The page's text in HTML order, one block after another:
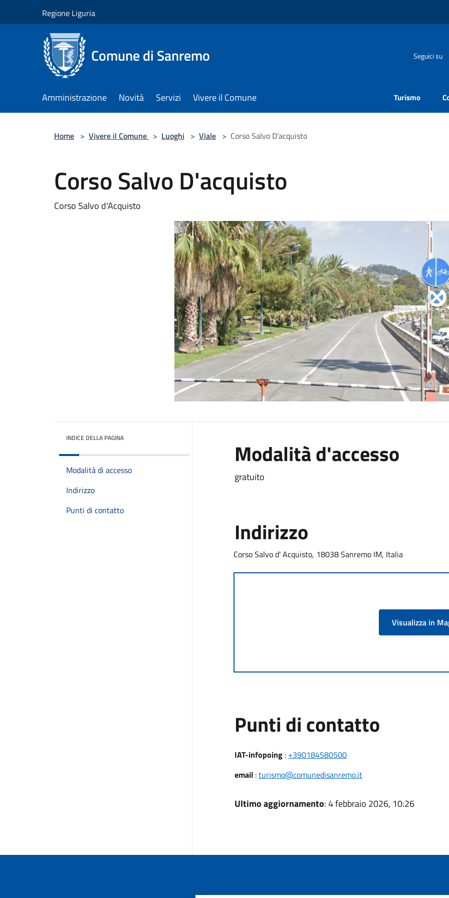
Regione Liguria
Comune di Sanremo Seguici su
Amministrazione Novità Servizi Vivere il Comune Turismo
Home > Vivere il Comune > Luoghi > Viale > Corso Salvo D'acquisto
Corso Salvo D'acquisto
Corso Salvo d'Acquisto
INDICE DELLA PAGINA
Modalità di accesso
Indirizzo
Punti di contatto
Modalità d'accesso
gratuito
Indirizzo
Corso Salvo d' Acquisto, 18038 Sanremo IM, Italia
Visualizza in
Punti di contatto
IAT-infopoing: +390184580500
email:turismo@comunedisanremo.it
Ultimo aggiornamento: 4 febbraio 2026, 10:26